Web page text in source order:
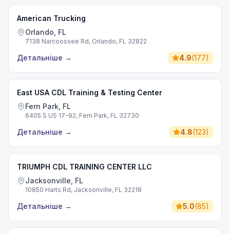
American Trucking
Orlando, FL
7138 Narcoossee Rd, Orlando, FL 32822
Детальніше → 4.9(177)
East USA CDL Training & Testing Center
Fern Park, FL
6405 S US 17-92, Fern Park, FL 32730
Детальніше → 4.8(123)
TRIUMPH CDL TRAINING CENTER LLC
Jacksonville, FL
10850 Harts Rd, Jacksonville, FL 32218
Детальніше → 5.0(85)